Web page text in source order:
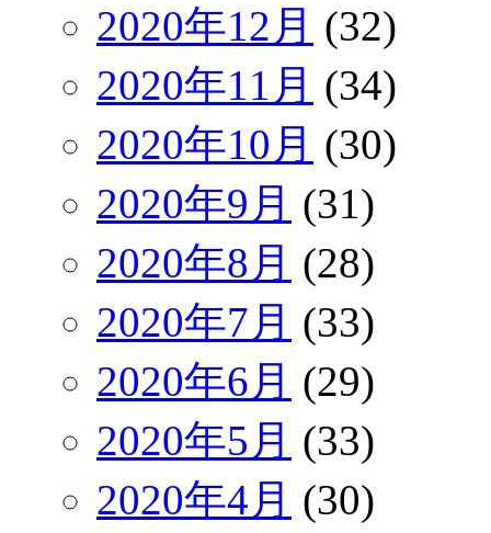
2020年12月 (32)
2020年11月 (34)
2020年10月 (30)
2020年9月 (31)
2020年8月 (28)
2020年7月 (33)
2020年6月 (29)
2020年5月 (33)
2020年4月 (30)